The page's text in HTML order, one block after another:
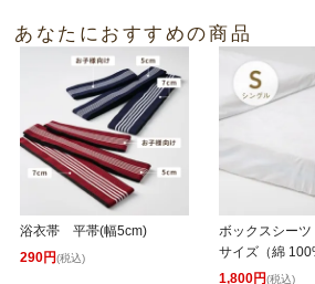
あなたにおすすめの商品
浴衣帯 平帯(幅5cm)
290円(税込)
ボックスシー
サイズ（綿
1,800円(税込)